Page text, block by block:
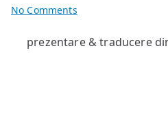
No Commentson
de
prezentare & traducere